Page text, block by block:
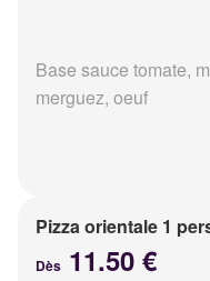
Base sauce tomate,
merguez, oeuf
Pizza orientale 1
Dès 11.50 €